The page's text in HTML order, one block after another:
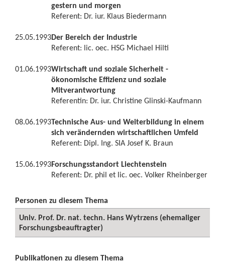
gestern und morgen
Referent: Dr. iur. Klaus Biedermann
25.05.1993Der Bereich der Industrie
Referent: lic. oec. HSG Michael Hilti
01.06.1993Wirtschaft und soziale Sicherheit -
ökonomische Effizienz und soziale
Mitverantwortung
Referentin: Dr. iur. Christine Glinski-Kaufmann
08.06.1993Technische Aus- und Weiterbildung in einem
sich verändernden wirtschaftlichen Umfeld
Referent: Dipl. Ing. SIA Josef K. Braun
15.06.1993Forschungsstandort Liechtenstein
Referent: Dr. phil et lic. oec. Volker Rheinberger
Personen zu diesem Thema
Univ. Prof. Dr. nat. techn. Hans Wytrzens (ehemaliger
Forschungsbeauftragter)
Publikationen zu diesem Thema